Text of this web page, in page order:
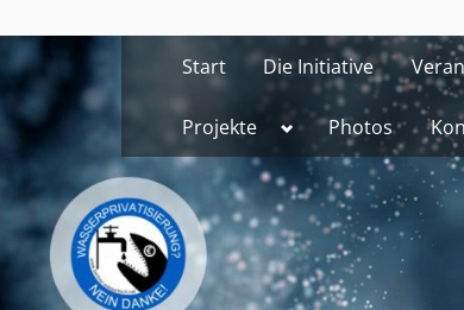
to
content
Start Die Initiative
Projekte Toggle
menu
Photos